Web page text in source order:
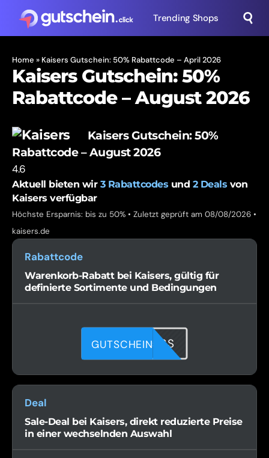
Trending Shops
Kaisers Gutschein: 50%
Rabattcode – August 2026
Home » Kaisers Gutschein: 50% Rabattcode – April 2026
Kaisers Gutschein: 50%
Rabattcode – August 2026
4.6
Aktuell bieten wir 3Rabattcodes und 2Deals von
Kaisers verfügbar
Höchste Ersparnis: bis zu 50% • Zuletzt geprüft am 08/08/2026 •
kaisers.de
Rabattcode
Warenkorb-Rabatt bei Kaisers, gültig für
definierte Sortimente und Bedingungen
TC8TFH56S
GUTSCHEIN
Deal
Sale-Deal bei Kaisers, direkt reduzierte Preise
in einer wechselnden Auswahl